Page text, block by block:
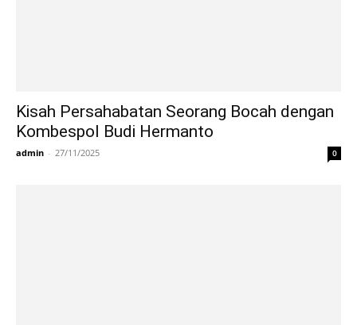
Kisah Persahabatan Seorang Bocah dengan
Kombespol Budi Hermanto
admin - 27/11/2025 0